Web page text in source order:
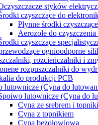
styków
czyszczące do
Płynne środki
Aerozole do
czyszczące
ognioodporne
rozcieńczalniki i
rozpuszczalniki do
do produkcji PCB
lutownicze (Cyna do
lutownicze (Cyna do
Cyna ze srebrem i
Cyna z topnikiem
Cyna bezołowiowa